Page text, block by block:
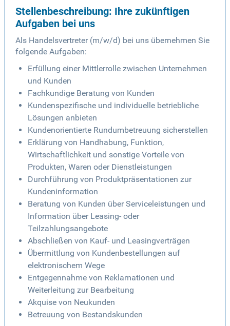
Stellenbeschreibung: Ihre zukünftigen
Aufgaben bei uns
Als Handelsvertreter (m/w/d) bei uns übernehmen Sie
folgende Aufgaben:
Erfüllung einer Mittlerrolle zwischen Unternehmen
und Kunden
Fachkundige Beratung von Kunden
Kundenspezifische und individuelle betriebliche
Lösungen anbieten
Kundenorientierte Rundumbetreuung sicherstellen
Erklärung von Handhabung, Funktion,
Wirtschaftlichkeit und sonstige Vorteile von
Produkten, Waren oder Dienstleistungen
Durchführung von Produktpräsentationen zur
Kundeninformation
Beratung von Kunden über Serviceleistungen und
Information über Leasing- oder
Teilzahlungsangebote
Abschließen von Kauf- und Leasingverträgen
Übermittlung von Kundenbestellungen auf
elektronischem Wege
Entgegennahme von Reklamationen und
Weiterleitung zur Bearbeitung
Akquise von Neukunden
Betreuung von Bestandskunden